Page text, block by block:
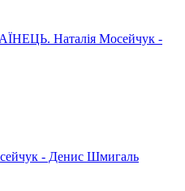
Наталія Мосейчук -
- Денис Шмигаль